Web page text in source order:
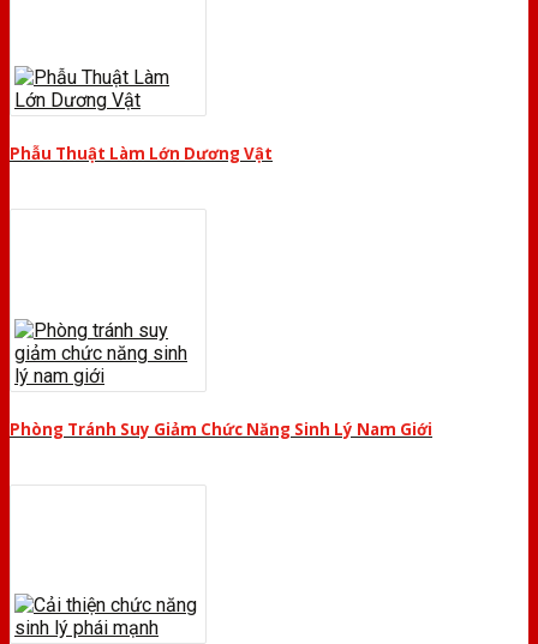
Phẫu Thuật Làm Lớn Dương Vật
Phòng Tránh Suy Giảm Chức Năng Sinh Lý Nam Giới